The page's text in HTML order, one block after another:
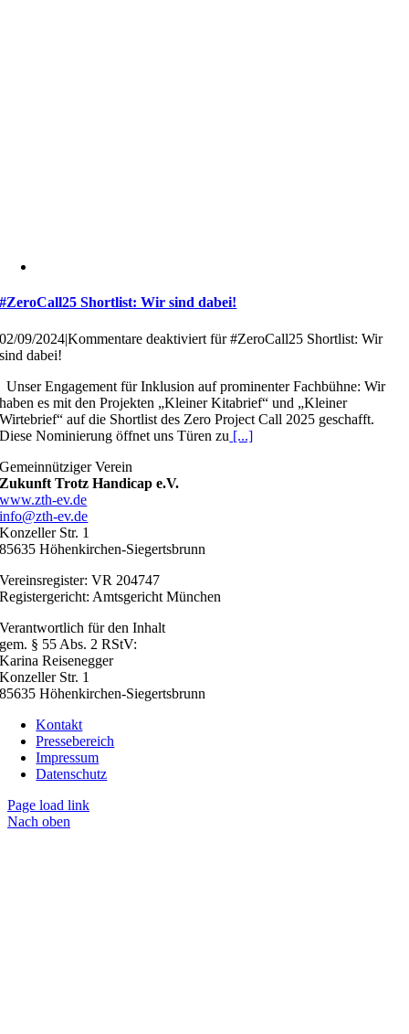
#ZeroCall25 Shortlist: Wir sind dabei!
02/09/2024|Kommentare deaktiviert für #ZeroCall25 Shortlist: Wir
sind dabei!
Unser Engagement für Inklusion auf prominenter Fachbühne: Wir
haben es mit den Projekten „Kleiner Kitabrief“ und „Kleiner
Wirtebrief“ auf die Shortlist des Zero Project Call 2025 geschafft.
Diese Nominierung öffnet uns Türen zu [...]
Gemeinnütziger Verein
Zukunft Trotz Handicap e.V.
www.zth-ev.de
info@zth-ev.de
Konzeller Str. 1
85635 Höhenkirchen-Siegertsbrunn
Vereinsregister: VR 204747
Registergericht: Amtsgericht München
Verantwortlich für den Inhalt
gem. § 55 Abs. 2 RStV:
Karina Reisenegger
Konzeller Str. 1
85635 Höhenkirchen-Siegertsbrunn
Kontakt
Pressebereich
Impressum
Datenschutz
Page load link
Nach oben